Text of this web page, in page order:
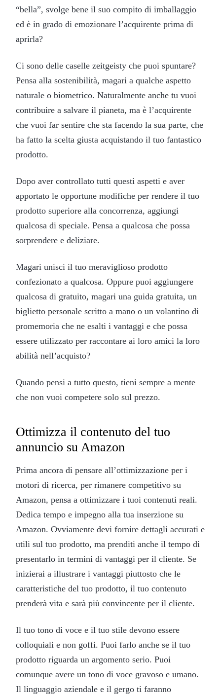
“bella”, svolge bene il suo compito di imballaggio
ed è in grado di emozionare l’acquirente prima di
aprirla?
Ci sono delle caselle zeitgeisty che puoi spuntare?
Pensa alla sostenibilità, magari a qualche aspetto
naturale o biometrico. Naturalmente anche tu vuoi
contribuire a salvare il pianeta, ma è l’acquirente
che vuoi far sentire che sta facendo la sua parte, che
ha fatto la scelta giusta acquistando il tuo fantastico
prodotto.
Dopo aver controllato tutti questi aspetti e aver
apportato le opportune modifiche per rendere il tuo
prodotto superiore alla concorrenza, aggiungi
qualcosa di speciale. Pensa a qualcosa che possa
sorprendere e deliziare.
Magari unisci il tuo meraviglioso prodotto
confezionato a qualcosa. Oppure puoi aggiungere
qualcosa di gratuito, magari una guida gratuita, un
biglietto personale scritto a mano o un volantino di
promemoria che ne esalti i vantaggi e che possa
essere utilizzato per raccontare ai loro amici la loro
abilità nell’acquisto?
Quando pensi a tutto questo, tieni sempre a mente
che non vuoi competere solo sul prezzo.
Ottimizza il contenuto del tuo
annuncio su Amazon
Prima ancora di pensare all’ottimizzazione per i
motori di ricerca, per rimanere competitivo su
Amazon, pensa a ottimizzare i tuoi contenuti reali.
Dedica tempo e impegno alla tua inserzione su
Amazon. Ovviamente devi fornire dettagli accurati e
utili sul tuo prodotto, ma prenditi anche il tempo di
presentarlo in termini di vantaggi per il cliente. Se
inizierai a illustrare i vantaggi piuttosto che le
caratteristiche del tuo prodotto, il tuo contenuto
prenderà vita e sarà più convincente per il cliente.
Il tuo tono di voce e il tuo stile devono essere
colloquiali e non goffi. Puoi farlo anche se il tuo
prodotto riguarda un argomento serio. Puoi
comunque avere un tono di voce gravoso e umano.
Il linguaggio aziendale e il gergo ti faranno